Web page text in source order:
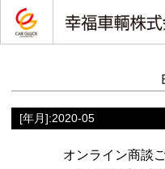
[年月]:2020-05
オンライン商談